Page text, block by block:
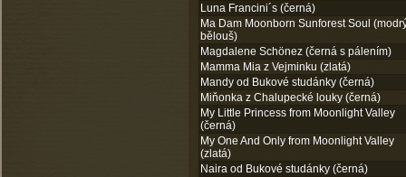
Luna Francini´s (černá)
Ma Dam Moonborn Sunforest Soul
bělouš)
Magdalene Schönez (černá s pálením)
Mamma Mia z Vejminku (zlatá)
Mandy od Bukové studánky (černá)
Miňonka z Chalupecké louky (černá)
My Little Princess from Moonlight Valley
(černá)
My One And Only from Moonlight Valley
(zlatá)
Naira od Bukové studánky (černá)